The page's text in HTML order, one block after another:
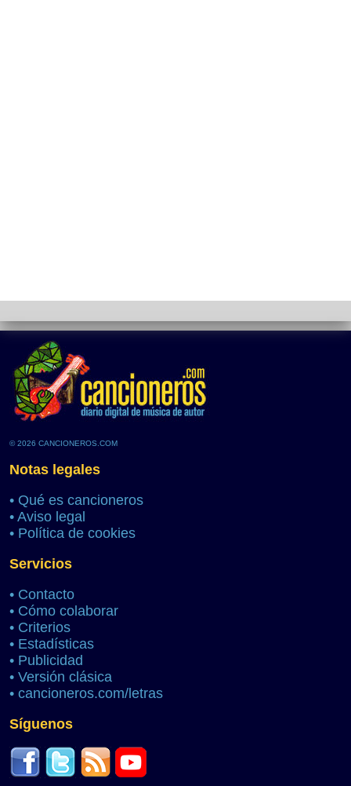
© 2026 CANCIONEROS.COM
Notas legales
• Qué es cancioneros
• Aviso legal
• Política de cookies
Servicios
• Contacto
• Cómo colaborar
• Criterios
• Estadísticas
• Publicidad
• Versión clásica
• cancioneros.com/letras
Síguenos